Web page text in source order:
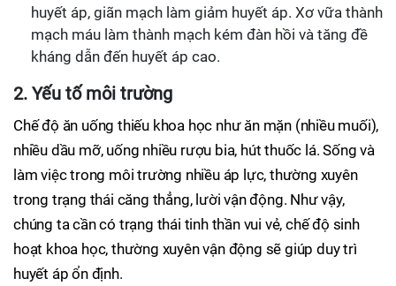
huyết áp, giãn mạch làm giảm huyết áp. Xơ vữa thành
mạch máu làm thành mạch kém đàn hồi và tăng đề
kháng dẫn đến huyết áp cao.
2. Yếu tố môi trường
Chế độ ăn uống thiếu khoa học như ăn mặn (nhiều muối),
nhiều dầu mỡ, uống nhiều rượu bia, hút thuốc lá. Sống và
làm việc trong môi trường nhiều áp lực, thường xuyên
trong trạng thái căng thẳng, lười vận động. Như vậy,
chúng ta cần có trạng thái tinh thần vui vẻ, chế độ sinh
hoạt khoa học, thường xuyên vận động sẽ giúp duy trì
huyết áp ổn định.